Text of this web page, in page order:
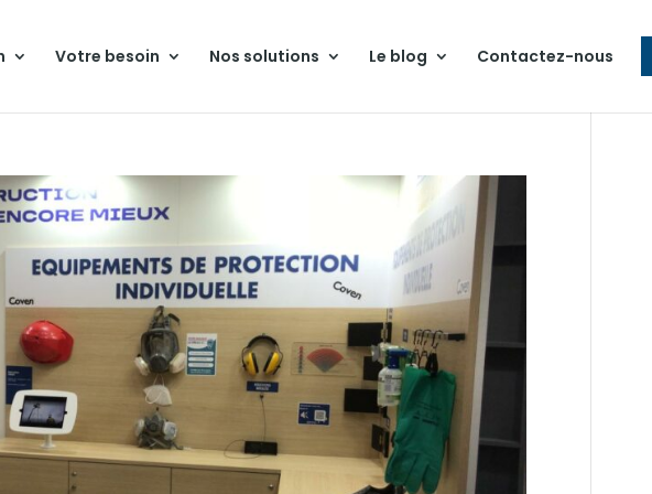
Votre besoin Nos solutions Le blog Contactez-nous